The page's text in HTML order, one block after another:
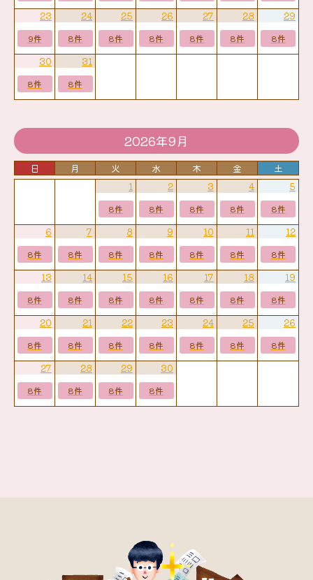
23
9件
24
8件
25
8件
26
8件
27
8件
28
8件
29
8件
30
8件
31
8件
2026年9月
日 月 火 水 木 金
土
1
8件
2
8件
3
8件
4
8件
5
8件
6
8件
7
8件
8
8件
9
8件
10
8件
11
8件
12
8件
13
8件
14
8件
15
8件
16
8件
17
8件
18
8件
19
8件
20
8件
21
8件
22
8件
23
8件
24
8件
25
8件
26
8件
27
8件
28
8件
29
8件
30
8件